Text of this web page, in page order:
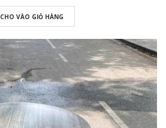
CHO VÀO GIỎ HÀNG